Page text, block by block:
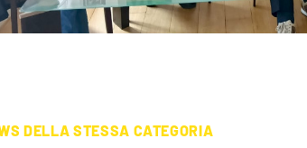
DELLA STESSA CATEGORIA